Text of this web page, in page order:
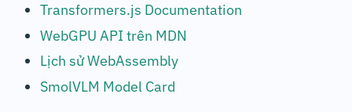
Transformers.js Documentation
WebGPU API trên MDN
Lịch sử WebAssembly
SmolVLM Model Card